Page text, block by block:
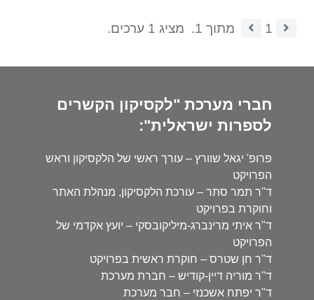
1 מתוך 1. מציג 1 ערכים.
חברי מערכת "לקסיקון הקשרים
לספרות ישראלית":
פרופ' יגאל שוורץ – עורך ראשי של הלקסיקון וראש
הפרויקט
ד"ר תמר סתר – עורכת הלקסיקון, מנהלת האתר
וחוקרת בפרויקט
ד"ר איתי מרינברג-מיליקובסקי – יועץ אקדמי של
הפרויקט
ד"ר חן שטרס – חוקרת ראשית בפרויקט
ד"ר מוריה דיין-קודיש – חברת מערכת
ד"ר יפתח אשכנזי – חבר מערכת